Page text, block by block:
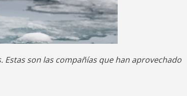
Estas son las compañías que han aprovechado